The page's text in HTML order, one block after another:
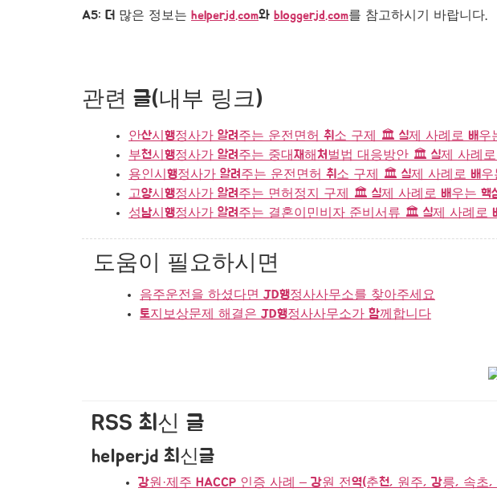
A5: 더 많은 정보는 helperjd.com와 bloggerjd.com를 참고하시기 바랍니다.
관련 글(내부 링크)
안산시행정사가 알려주는 운전면허 취소 구제 🏛️ 실제 사례로 배우
부천시행정사가 알려주는 중대재해처벌법 대응방안 🏛️ 실제 사례
용인시행정사가 알려주는 운전면허 취소 구제 🏛️ 실제 사례로 배
고양시행정사가 알려주는 면허정지 구제 🏛️ 실제 사례로 배우는
성남시행정사가 알려주는 결혼이민비자 준비서류 🏛️ 실제 사례로
도움이 필요하시면
음주운전을 하셨다면 JD행정사사무소를 찾아주세요
토지보상문제 해결은 JD행정사사무소가 함께합니다
RSS 최신 글
helperjd 최신글
강원·제주 HACCP 인증 사례 – 강원 전역(춘천, 원주, 강릉, 속